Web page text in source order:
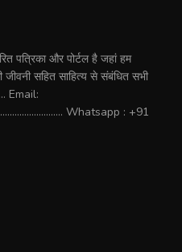
पत्रिका और पोर्टल है जहां हम
जीवनी सहित साहित्य से संबंधित सभी
Email:
Whatsapp : +91